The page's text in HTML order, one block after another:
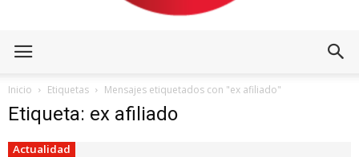
Inicio Etiquetas Mensajes etiquetados con "ex afiliado"
Etiqueta: ex afiliado
Actualidad